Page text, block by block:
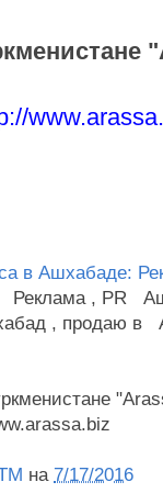
в Ашхабаде:
Реклама , PR
, продаю в
на 7/17/2016